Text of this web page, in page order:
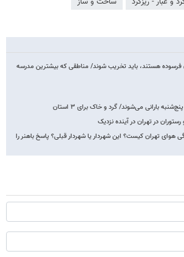
فرسوده هستند، باید تخریب شوند/ مناطقی که بیشترین مدرسه
بارانی می‌شوند/ گرد و خاک برای ۳ استان
هوای تهران کیست؟ این شهردار یا شهردار قبلی؟ پاسخ باهنر را